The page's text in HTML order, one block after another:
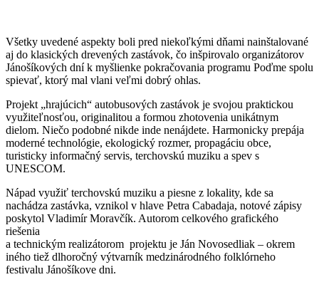
Všetky uvedené aspekty boli pred niekoľkými dňami nainštalované
aj do klasických drevených zastávok, čo inšpirovalo organizátorov
Jánošíkových dní k myšlienke pokračovania programu Poďme spolu
spievať, ktorý mal vlani veľmi dobrý ohlas.
Projekt „hrajúcich“ autobusových zastávok je svojou praktickou
využiteľnosťou, originalitou a formou zhotovenia unikátnym
dielom. Niečo podobné nikde inde nenájdete. Harmonicky prepája
moderné technológie, ekologický rozmer, propagáciu obce,
turisticky informačný servis, terchovskú muziku a spev s
UNESCOM.
Nápad využiť terchovskú muziku a piesne z lokality, kde sa
nachádza zastávka, vznikol v hlave Petra Cabadaja, notové zápisy
poskytol Vladimír Moravčík. Autorom celkového grafického
riešenia
a technickým realizátorom projektu je Ján Novosedliak – okrem
iného tiež dlhoročný výtvarník medzinárodného folklórneho
festivalu Jánošíkove dni.